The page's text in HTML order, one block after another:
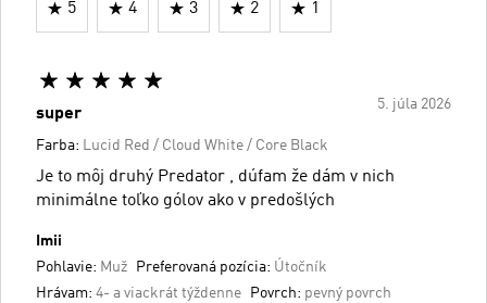
5 4 3 2 1
5. júla 2026
super
Farba: Lucid Red / Cloud White / Core Black
Je to môj druhý Predator , dúfam že dám v nich
minimálne toľko gólov ako v predošlých
Imii
Pohlavie: Muž Preferovaná pozícia: Útočník
Hrávam: 4- a viackrát týždenne Povrch: pevný povrch